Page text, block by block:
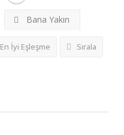
Bana Yakın
En İyi Eşleşme Sırala